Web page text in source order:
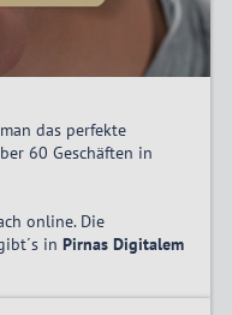
das perfekte
60 Geschäften in
online. Die
in Pirnas Digitalem